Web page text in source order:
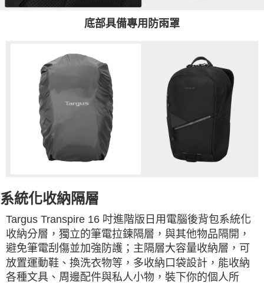
底部具備專用防雨罩
系統化收納隔層
Targus Transpire 16 吋進階版日用電腦後背包系統化
收納分層，獨立的筆電拉鍊隔層，與其他物品隔開，
避免筆電刮傷並加強防護；主隔層大容量收納層，可
放置運動鞋、換洗衣物等，多收納口袋設計，能收納
各種文具、周邊配件與私人小物，裝下你的個人所